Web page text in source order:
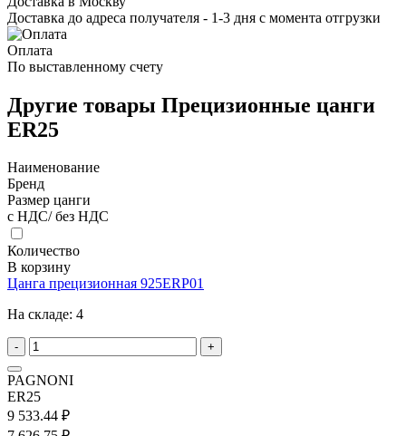
Доставка до адреса получателя - 1-3 дня с момента отгрузки
Оплата
По выставленному счету
Другие товары Прецизионные цанги
ER25
Наименование
Бренд
Размер цанги
с НДС/ без НДС
Количество
В корзину
Цанга прецизионная 925ERP01
На складе: 4
- +
PAGNONI
ER25
9 533.44 ₽